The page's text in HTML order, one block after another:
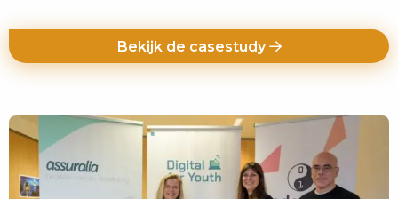
Bekijk de casestudy